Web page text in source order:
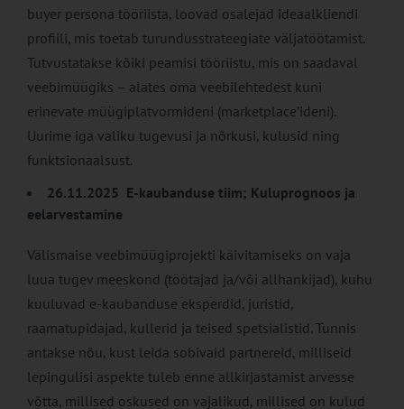
buyer persona tööriista, loovad osalejad ideaalkliendi
profiili, mis toetab turundusstrateegiate väljatöötamist.
Tutvustatakse kõiki peamisi tööriistu, mis on saadaval
veebimüügiks – alates oma veebilehtedest kuni
erinevate müügiplatvormideni (marketplace’ideni).
Uurime iga valiku tugevusi ja nõrkusi, kulusid ning
funktsionaalsust.
26.11.2025 E-kaubanduse tiim; Kuluprognoos ja
eelarvestamine
Välismaise veebimüügiprojekti käivitamiseks on vaja
luua tugev meeskond (töötajad ja/või allhankijad), kuhu
kuuluvad e-kaubanduse eksperdid, juristid,
raamatupidajad, kullerid ja teised spetsialistid. Tunnis
antakse nõu, kust leida sobivaid partnereid, milliseid
lepingulisi aspekte tuleb enne allkirjastamist arvesse
võtta, millised oskused on vajalikud, millised on kulud